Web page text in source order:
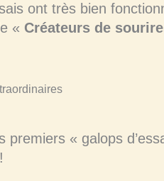
ont très bien
« Créateurs de
« galops